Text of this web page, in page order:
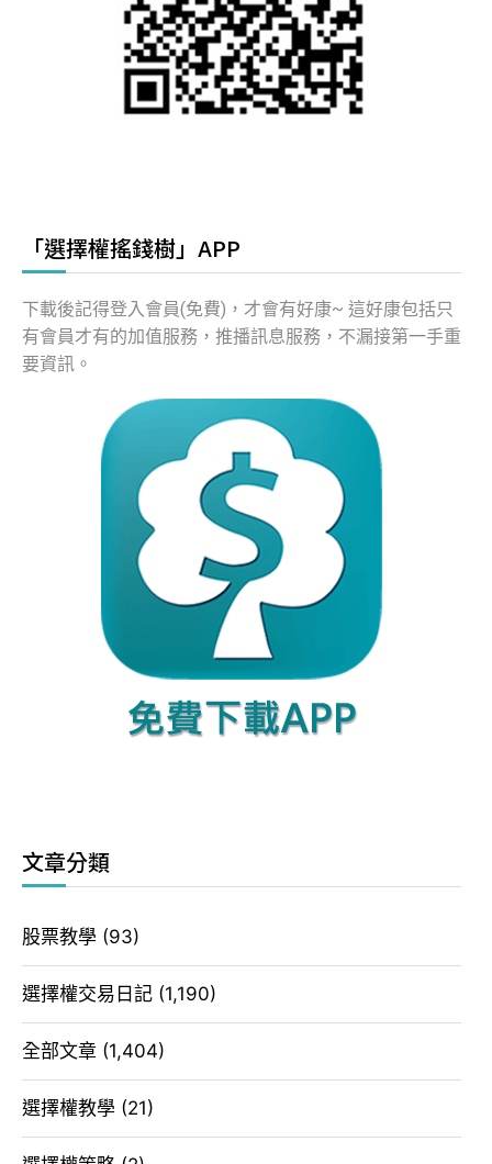
「選擇權搖錢樹」APP
下載後記得登入會員(免費)，才會有好康~ 這好康包括只
有會員才有的加值服務，推播訊息服務，不漏接第一手重
要資訊。
文章分類
股票教學 (93)
選擇權交易日記 (1,190)
全部文章 (1,404)
選擇權教學 (21)